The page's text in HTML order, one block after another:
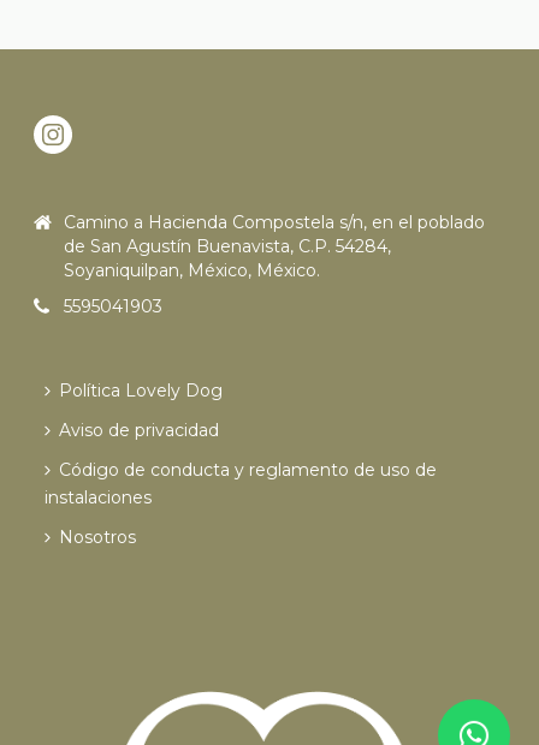
Camino a Hacienda Compostela s/n, en el poblado
de San Agustín Buenavista, C.P. 54284,
Soyaniquilpan, México, México.
5595041903
Política Lovely Dog
Aviso de privacidad
Código de conducta y reglamento de uso de
instalaciones
Nosotros